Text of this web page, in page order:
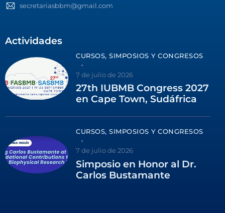
secretariasbbm@gmail.com
Actividades
CURSOS, SIMPOSIOS Y CONGRESOS
7 de julio de 2026
27th IUBMB Congress 2027
en Cape Town, Sudáfrica
CURSOS, SIMPOSIOS Y CONGRESOS
7 de julio de 2026
Simposio en Honor al Dr.
Carlos Bustamante